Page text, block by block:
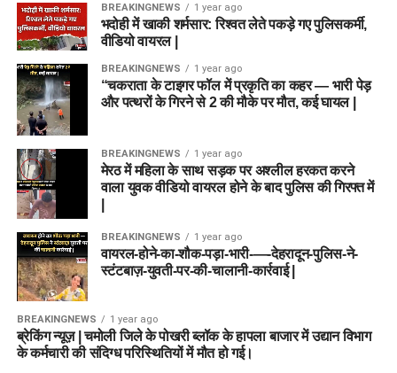
BREAKINGNEWS 1 year ago
भदोही में खाकी शर्मसार: रिश्वत लेते पकड़े गए पुलिसकर्मी,
वीडियो वायरल |
BREAKINGNEWS 1 year ago
“चकराता के टाइगर फॉल में प्रकृति का कहर — भारी पेड़
और पत्थरों के गिरने से 2 की मौके पर मौत, कई घायल |
BREAKINGNEWS 1 year ago
मेरठ में महिला के साथ सड़क पर अश्लील हरकत करने
वाला युवक वीडियो वायरल होने के बाद पुलिस की गिरफ्त में
BREAKINGNEWS 1 year ago
वायरल-होने-का-शौक-पड़ा-भारी-—-देहरादून-पुलिस-ने-
स्टंटबाज़-युवती-पर-की-चालानी-कार्रवाई |
BREAKINGNEWS 1 year ago
ब्रेकिंग न्यूज़ | चमोली जिले के पोखरी ब्लॉक के हापला बाजार में उद्यान विभाग
के कर्मचारी की संदिग्ध परिस्थितियों में मौत हो गई।